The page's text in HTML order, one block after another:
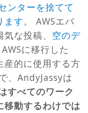
ンターを捨てて
ます。 AWSエバ
な投稿、 空のデ
AWSに移行した
産的に使用する方
、AndyJassyは
すべてのワーク
移動するわけでは